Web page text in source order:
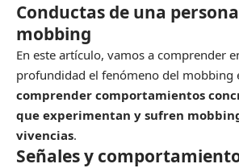
Conductas de una
mobbing
En este artículo, vamos a comprender
profundidad el fenómeno del mobbing
comprender comportamientos
que experimentan y sufren
vivencias.
Señales y